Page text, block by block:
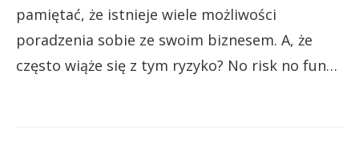
pamiętać, że istnieje wiele możliwości
poradzenia sobie ze swoim biznesem. A, że
często wiąże się z tym ryzyko? No risk no fun…